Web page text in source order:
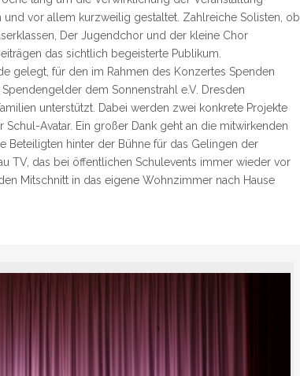
vor allem kurzweilig gestaltet. Zahlreiche Solisten, ob
Der Jugendchor und der kleine Chor
das sichtlich begeisterte Publikum.
gelegt, für den im Rahmen des Konzertes Spenden
dem Sonnenstrahl e.V. Dresden
unterstützt. Dabei werden zwei konkrete Projekte
Avatar. Ein großer Dank geht an die mitwirkenden
Beteiligten hinter der Bühne für das Gelingen der
TV, das bei öffentlichen Schulevents immer wieder vor
Mitschnitt in das eigene Wohnzimmer nach Hause